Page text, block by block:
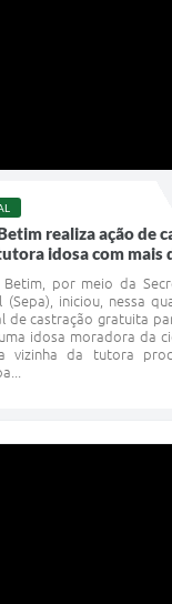
realiza ação de
idosa com mais
por meio da
(Sepa), iniciou, nessa
de castração gratuita
idosa moradora da
vizinha da tutora